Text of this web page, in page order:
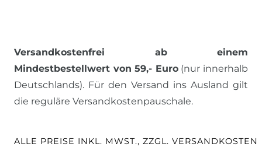
Versandkostenfrei ab einem
Mindestbestellwert von 59,- Euro(nur innerhalb
Deutschlands). Für den Versand ins Ausland gilt
die reguläre Versandkostenpauschale.
ALLE PREISE INKL. MWST., ZZGL. VERSANDKOSTEN